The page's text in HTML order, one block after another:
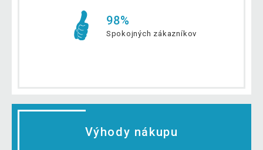
98%
Spokojných zákazníkov
Výhody nákupu